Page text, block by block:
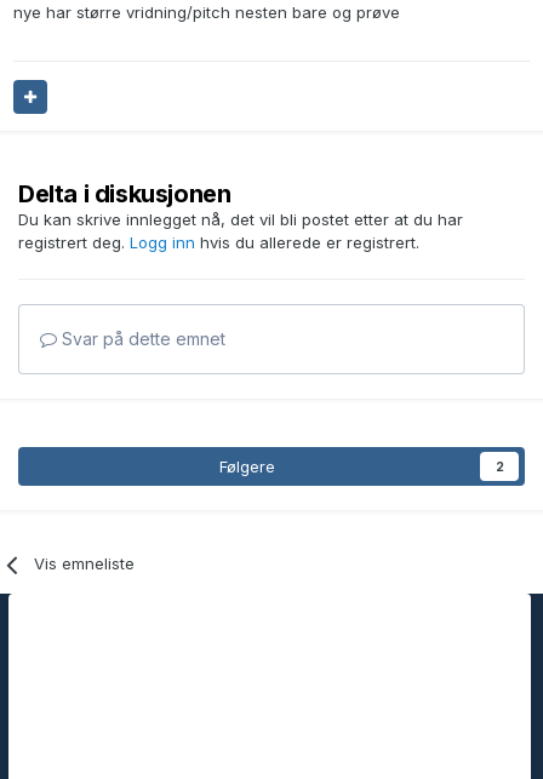
nye har større vridning/pitch nesten bare og prøve
Delta i diskusjonen
Du kan skrive innlegget nå, det vil bli postet etter at du har
registrert deg. Logg inn hvis du allerede er registrert.
Svar på dette emnet
Følgere 2
Vis emneliste